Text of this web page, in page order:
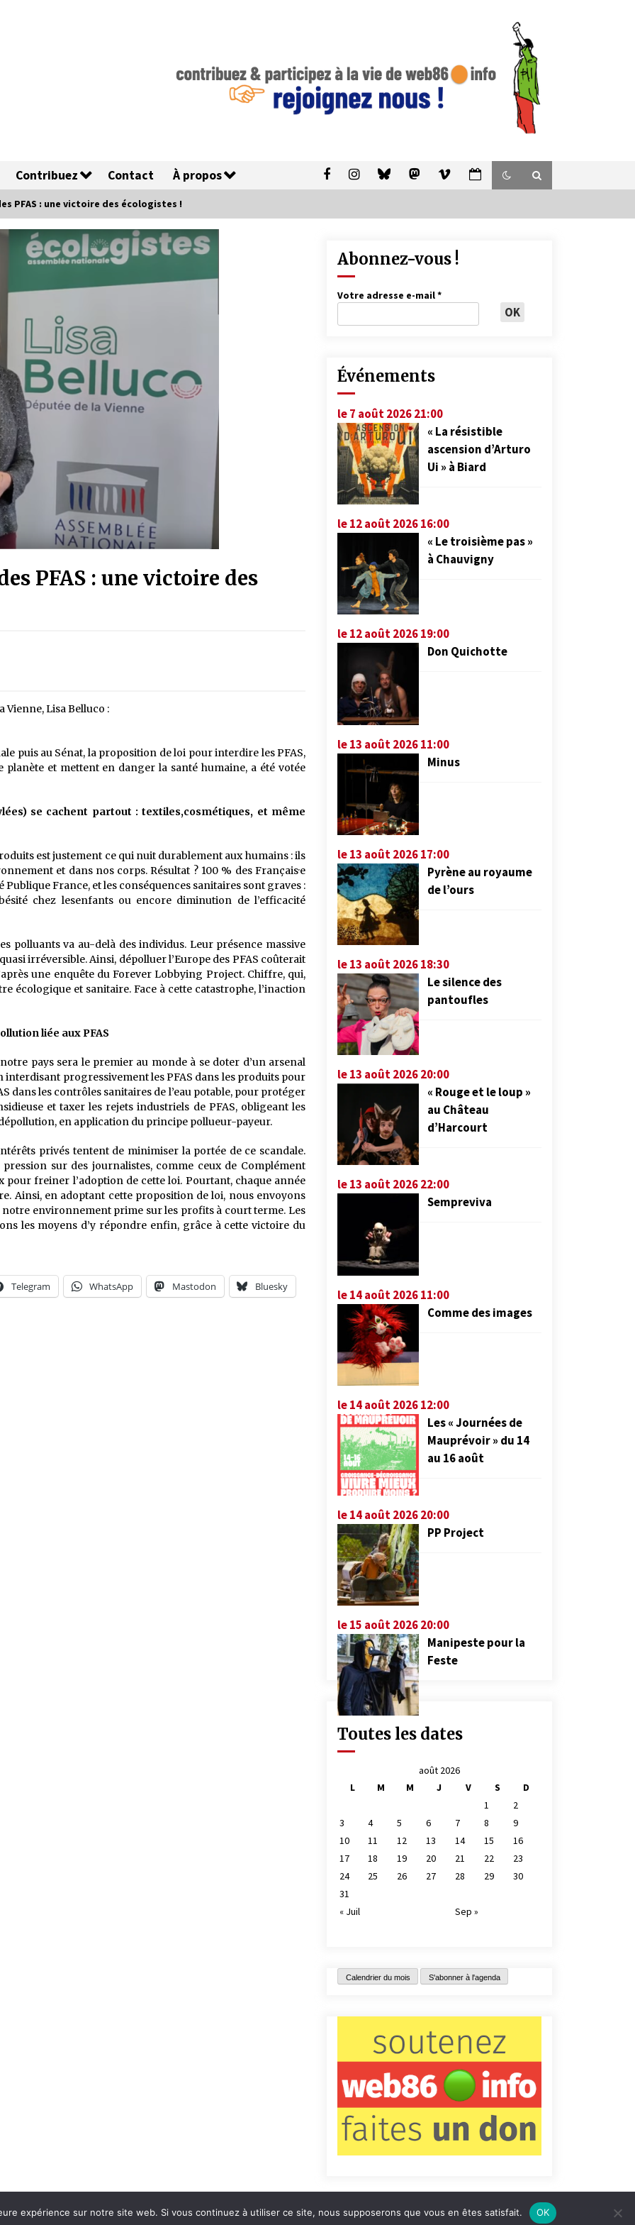
Contribuez Contact À propos
PFAS : une victoire des écologistes !
PFAS : une victoire des
Vienne, Lisa Belluco :
puis au Sénat, la proposition de loi pour interdire les PFAS,
et mettent en danger la santé humaine, a été votée
se cachent partout : textiles,cosmétiques, et même
est justement ce qui nuit durablement aux humains : ils
et dans nos corps. Résultat ? 100 % des Français·e
Publique France, et les conséquences sanitaires sont graves :
chez lesenfants ou encore diminution de l’efficacité
polluants va au-delà des individus. Leur présence massive
irréversible. Ainsi, dépolluer l’Europe des PFAS coûterait
une enquête du Forever Lobbying Project. Chiffre, qui,
écologique et sanitaire. Face à cette catastrophe, l’inaction
liée aux PFAS
pays sera le premier au monde à se doter d’un arsenal
progressivement les PFAS dans les produits pour
dans les contrôles sanitaires de l’eau potable, pour protéger
et taxer les rejets industriels de PFAS, obligeant les
en application du principe pollueur-payeur.
privés tentent de minimiser la portée de ce scandale.
sur des journalistes, comme ceux de Complément
pour freiner l’adoption de cette loi. Pourtant, chaque année
Ainsi, en adoptant cette proposition de loi, nous envoyons
environnement prime sur les profits à court terme. Les
les moyens d’y répondre enfin, grâce à cette victoire du
Telegram WhatsApp Mastodon Bluesky
Abonnez-vous !
Votre adresse e-mail*
Événements
le 7 août 2026 21:00
« La résistible
ascension d’Arturo
Ui » à Biard
le 12 août 2026 16:00
« Le troisième pas »
à Chauvigny
le 12 août 2026 19:00
Don Quichotte
le 13 août 2026 11:00
Minus
le 13 août 2026 17:00
Pyrène au royaume
de l’ours
le 13 août 2026 18:30
Le silence des
pantoufles
le 13 août 2026 20:00
« Rouge et le loup »
au Château
d’Harcourt
le 13 août 2026 22:00
Sempreviva
le 14 août 2026 11:00
Comme des images
le 14 août 2026 12:00
Les « Journées de
Mauprévoir » du 14
au 16 août
le 14 août 2026 20:00
PP Project
le 15 août 2026 20:00
Manipeste pour la
Feste
Toutes les dates
août 2026
L
M M J V S
D
1
2
3
4 5 6 7 8
9
10
11 12 13 14 15
16
17
18 19 20 21 22
23
24
25 26 27 28 29
30
31
« Juil
Sep »
Calendrier du mois S'abonner à l'agenda
Contact Qui sommes-nous ? Informations légales
expérience sur notre site web. Si vous continuez à utiliser ce site, nous supposerons que vous en êtes satisfait. OK